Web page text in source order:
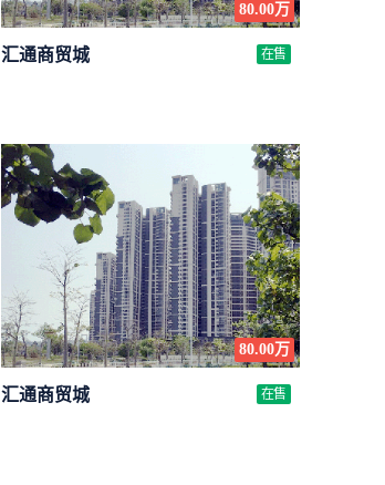
80.00万
汇通商贸城 在售
80.00万
汇通商贸城 在售